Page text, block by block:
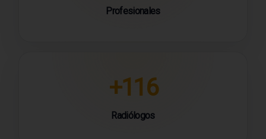
Profesionales
+116
Radiólogos